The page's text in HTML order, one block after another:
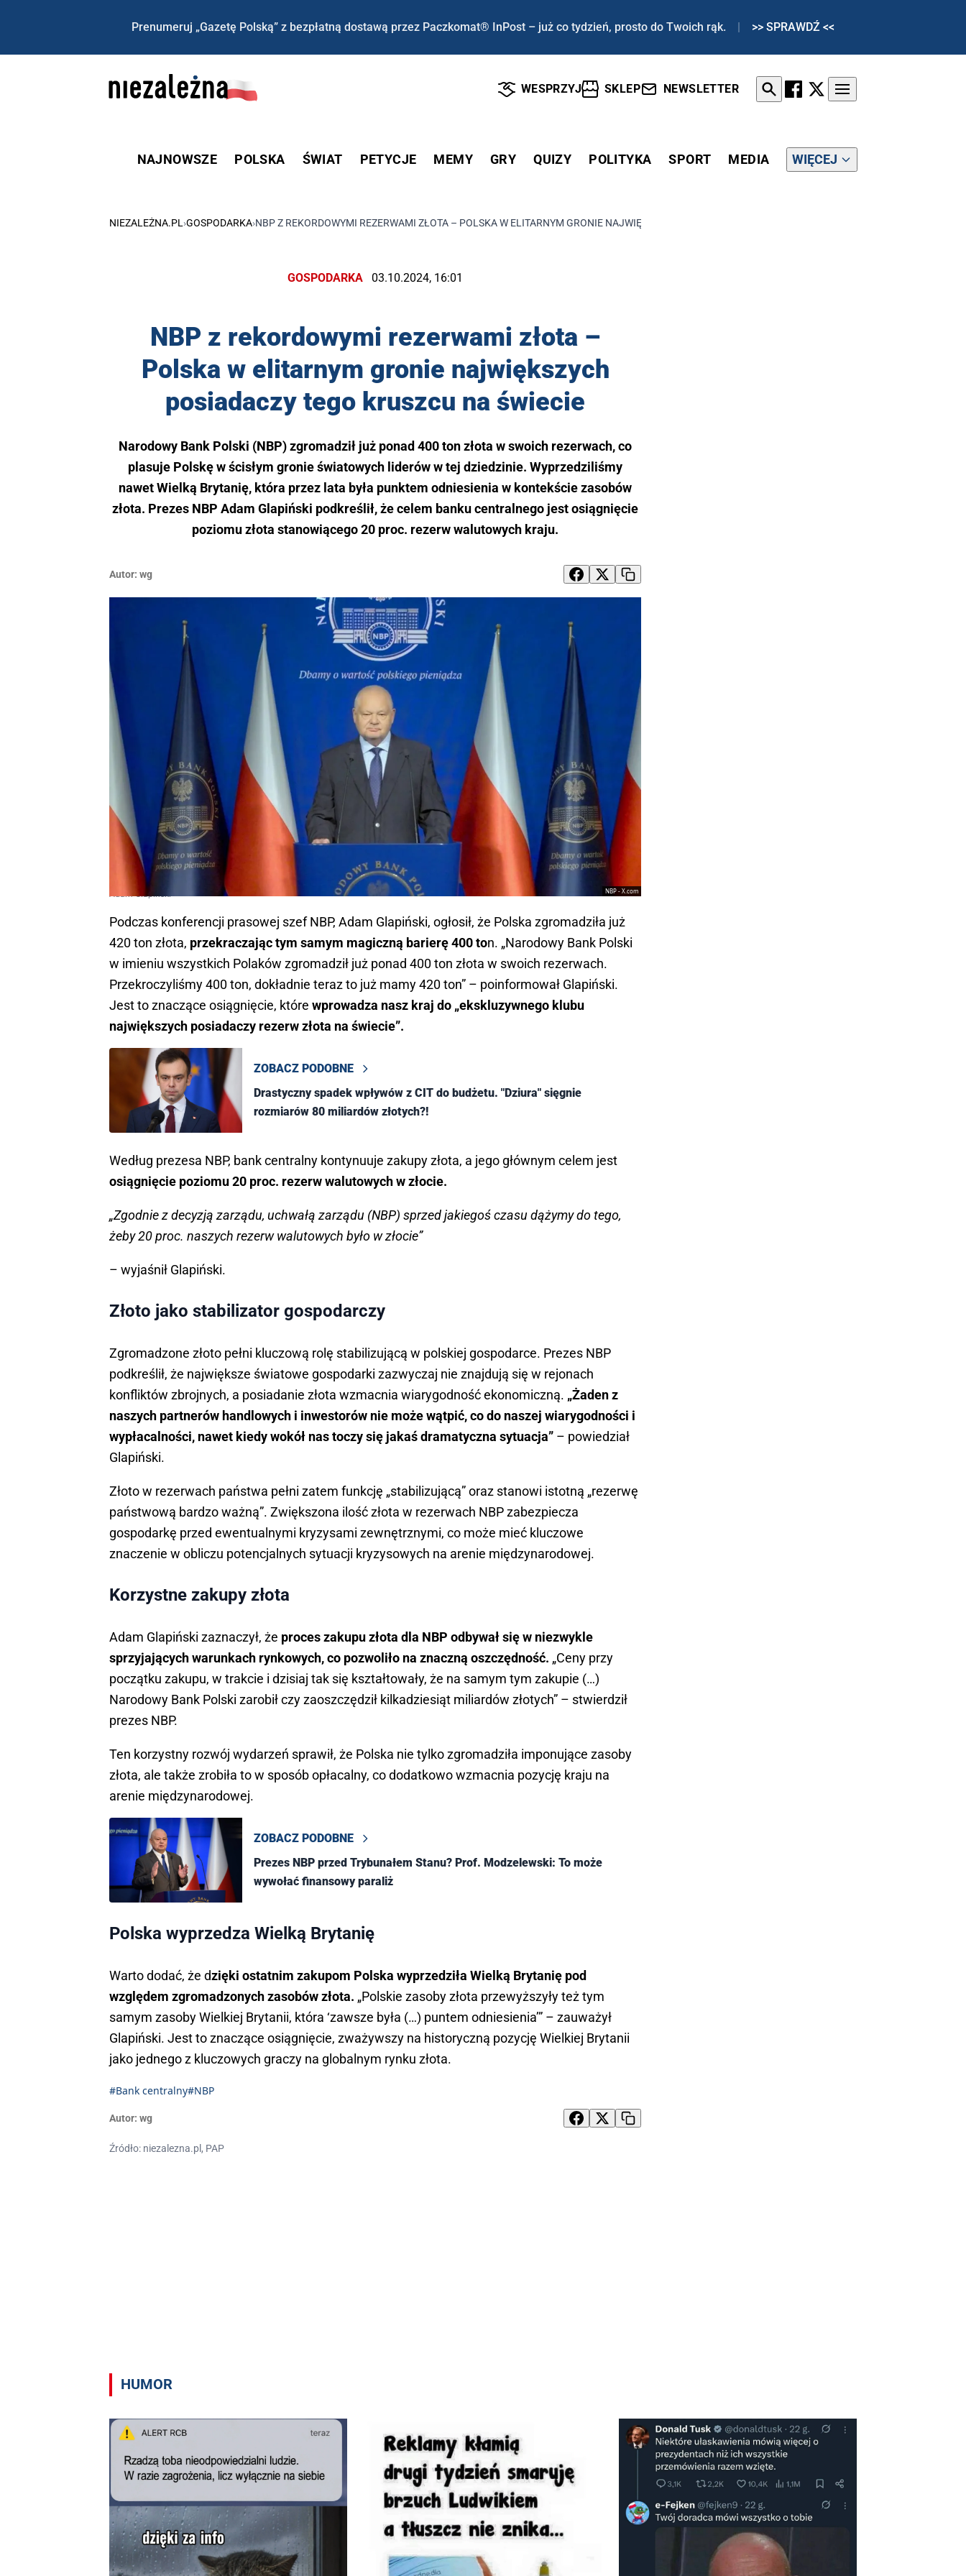
Prenumeruj „Gazetę Polską” z bezpłatną dostawą przez Paczkomat® InPost – już co tydzień, prosto do Twoich rąk. | >> SPRAWDŹ <<
WESPRZYJ SKLEP NEWSLETTER
NAJNOWSZE POLSKA ŚWIAT PETYCJE MEMY GRY QUIZY POLITYKA SPORT MEDIA WIĘCEJ
NIEZALEŻNA.PL ›GOSPODARKA›NBP Z REKORDOWYMI REZERWAMI ZŁOTA – POLSKA W ELITARNYM GRONIE NAJWIĘKSZYCH POSIADACZY TEGO KRUSZCU NA ŚWIECIE
GOSPODARKA 03.10.2024, 16:01
NBP z rekordowymi rezerwami złota –
Polska w elitarnym gronie największych
posiadaczy tego kruszcu na świecie
Narodowy Bank Polski (NBP) zgromadził już ponad 400 ton złota w swoich rezerwach, co
plasuje Polskę w ścisłym gronie światowych liderów w tej dziedzinie. Wyprzedziliśmy
nawet Wielką Brytanię, która przez lata była punktem odniesienia w kontekście zasobów
złota. Prezes NBP Adam Glapiński podkreślił, że celem banku centralnego jest osiągnięcie
poziomu złota stanowiącego 20 proc. rezerw walutowych kraju.
Autor: wg
NBP - X.com
Adam Glapiński
Podczas konferencji prasowej szef NBP, Adam Glapiński, ogłosił, że Polska zgromadziła już
420 ton złota, przekraczając tym samym magiczną barierę 400 ton. „Narodowy Bank Polski
w imieniu wszystkich Polaków zgromadził już ponad 400 ton złota w swoich rezerwach.
Przekroczyliśmy 400 ton, dokładnie teraz to już mamy 420 ton” – poinformował Glapiński.
Jest to znaczące osiągnięcie, które wprowadza nasz kraj do „ekskluzywnego klubu
największych posiadaczy rezerw złota na świecie”.
ZOBACZ PODOBNE
Drastyczny spadek wpływów z CIT do budżetu. "Dziura" sięgnie
rozmiarów 80 miliardów złotych?!
Według prezesa NBP, bank centralny kontynuuje zakupy złota, a jego głównym celem jest
osiągnięcie poziomu 20 proc. rezerw walutowych w złocie.
„Zgodnie z decyzją zarządu, uchwałą zarządu (NBP) sprzed jakiegoś czasu dążymy do tego,
żeby 20 proc. naszych rezerw walutowych było w złocie”
– wyjaśnił Glapiński.
Złoto jako stabilizator gospodarczy
Zgromadzone złoto pełni kluczową rolę stabilizującą w polskiej gospodarce. Prezes NBP
podkreślił, że największe światowe gospodarki zazwyczaj nie znajdują się w rejonach
konfliktów zbrojnych, a posiadanie złota wzmacnia wiarygodność ekonomiczną. „Żaden z
naszych partnerów handlowych i inwestorów nie może wątpić, co do naszej wiarygodności i
wypłacalności, nawet kiedy wokół nas toczy się jakaś dramatyczna sytuacja” – powiedział
Glapiński.
Złoto w rezerwach państwa pełni zatem funkcję „stabilizującą” oraz stanowi istotną „rezerwę
państwową bardzo ważną”. Zwiększona ilość złota w rezerwach NBP zabezpiecza
gospodarkę przed ewentualnymi kryzysami zewnętrznymi, co może mieć kluczowe
znaczenie w obliczu potencjalnych sytuacji kryzysowych na arenie międzynarodowej.
Korzystne zakupy złota
Adam Glapiński zaznaczył, że proces zakupu złota dla NBP odbywał się w niezwykle
sprzyjających warunkach rynkowych, co pozwoliło na znaczną oszczędność. „Ceny przy
początku zakupu, w trakcie i dzisiaj tak się kształtowały, że na samym tym zakupie (…)
Narodowy Bank Polski zarobił czy zaoszczędził kilkadziesiąt miliardów złotych” – stwierdził
prezes NBP.
Ten korzystny rozwój wydarzeń sprawił, że Polska nie tylko zgromadziła imponujące zasoby
złota, ale także zrobiła to w sposób opłacalny, co dodatkowo wzmacnia pozycję kraju na
arenie międzynarodowej.
ZOBACZ PODOBNE
Prezes NBP przed Trybunałem Stanu? Prof. Modzelewski: To może
wywołać finansowy paraliż
Polska wyprzedza Wielką Brytanię
Warto dodać, że dzięki ostatnim zakupom Polska wyprzedziła Wielką Brytanię pod
względem zgromadzonych zasobów złota. „Polskie zasoby złota przewyższyły też tym
samym zasoby Wielkiej Brytanii, która ‘zawsze była (…) puntem odniesienia’” – zauważył
Glapiński. Jest to znaczące osiągnięcie, zważywszy na historyczną pozycję Wielkiej Brytanii
jako jednego z kluczowych graczy na globalnym rynku złota.
#Bank centralny#NBP
Autor: wg
Źródło: niezalezna.pl, PAP
HUMOR